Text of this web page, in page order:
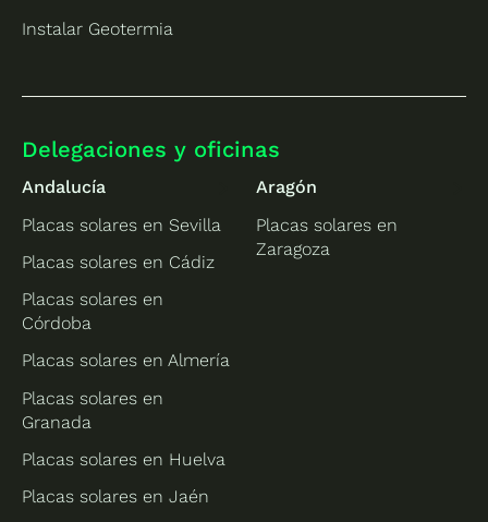
Instalar Geotermia
Delegaciones y oficinas
Andalucía
Placas solares en Sevilla
Placas solares en Cádiz
Placas solares en
Córdoba
Placas solares en Almería
Placas solares en
Granada
Placas solares en Huelva
Placas solares en Jaén
Aragón
Placas solares en
Zaragoza